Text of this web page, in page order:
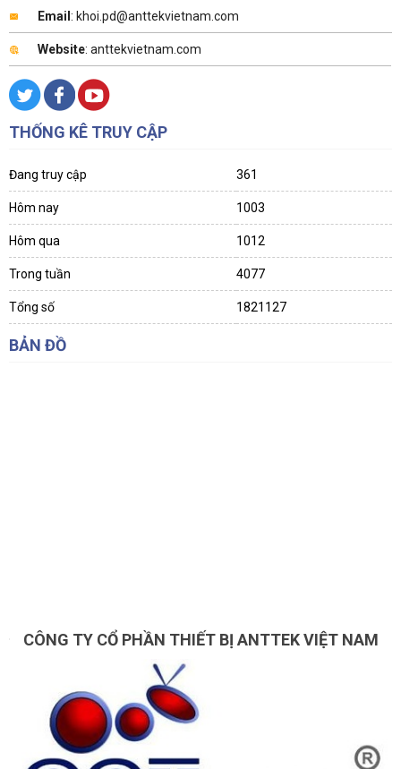
Email : khoi.pd@anttekvietnam.com
Website: anttekvietnam.com
THỐNG KÊ TRUY CẬP
Đang truy cập 361
Hôm nay 1003
Hôm qua 1012
Trong tuần 4077
Tổng số 1821127
BẢN ĐỒ
CÔNG TY CỔ PHẦN THIẾT BỊ ANTTEK VIỆT NAM